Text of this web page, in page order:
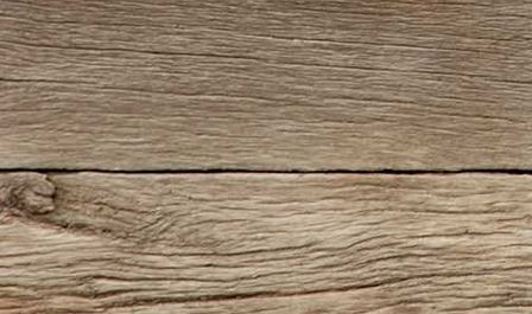
IMG-20220727-WA0016